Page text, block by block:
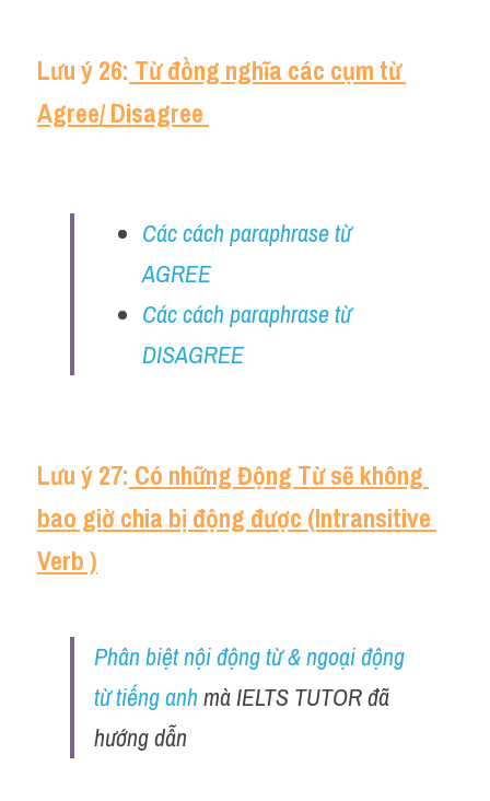
Lưu ý 26: Từ đồng nghĩa các cụm từ
Agree/ Disagree
Các cách paraphrase từ
AGREE
Các cách paraphrase từ
DISAGREE
Lưu ý 27: Có những Động Từ sẽ không
bao giờ chia bị động được (Intransitive
Verb )
Phân biệt nội động từ & ngoại động
từ tiếng anh mà IELTS TUTOR đã
hướng dẫn